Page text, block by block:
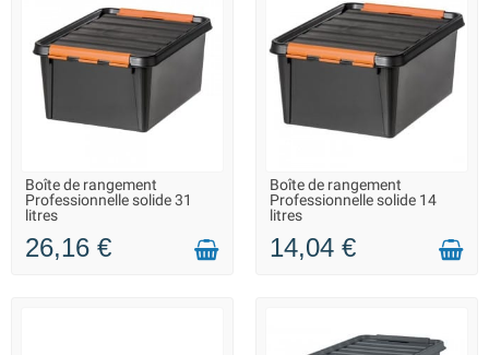
LIVRAISON 2 À 3 JOURS
Boîte de rangement
Professionnelle solide 31
litres
26,16 €
LIVRAISON 2 À 3 JOURS
Boîte de rangement
Professionnelle solide 14
litres
14,04 €